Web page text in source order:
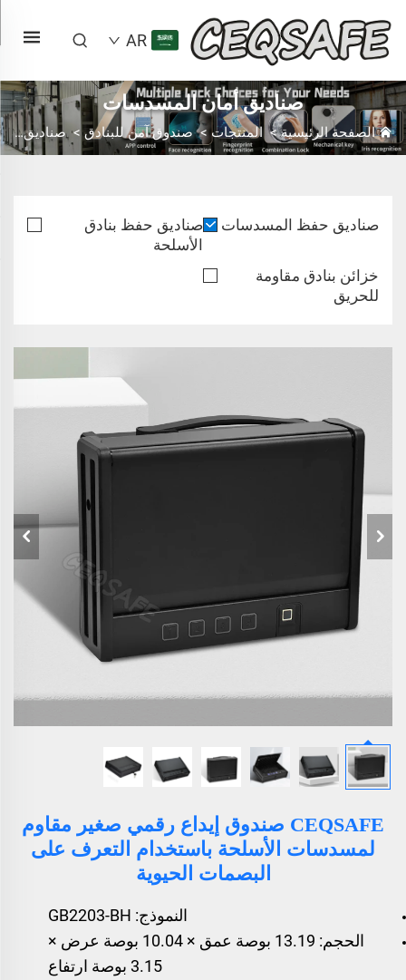
AR
صناديق أمان المسدسات
الصفحة الرئيسية> المنتجات >صندوق آمن للبنادق>صناديق أمان المسدسات
صناديق حفظ المسدسات
صناديق حفظ بنادق
الأسلحة
خزائن بنادق مقاومة
للحريق
CEQSAFE صندوق إيداع رقمي صغير مقاوم
لمسدسات الأسلحة باستخدام التعرف على
البصمات الحيوية
النموذج: GB2203-BH
الحجم: 13.19 بوصة عمق × 10.04 بوصة عرض ×
3.15 بوصة ارتفاع